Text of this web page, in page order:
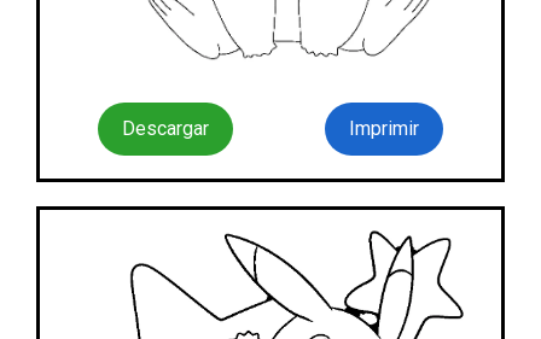
Descargar Imprimir